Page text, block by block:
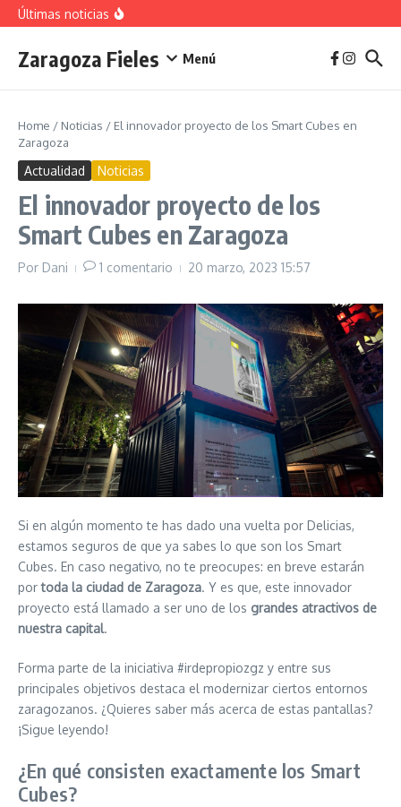
Saltar al contenido
Últimas noticias
Descubre el Parque del Agua Luis Buñuel: tu oasis
Plan de Acción del Ruido de Zaragoza 2025-
2029: Implicaciones y Objetivos
Zaragoza Fieles Menú
Home / Noticias / El innovador proyecto de los Smart Cubes en
Zaragoza
Actualidad Noticias
El innovador proyecto de los
Smart Cubes en Zaragoza
Por Dani 1 comentario 20 marzo, 2023 15:57
Si en algún momento te has dado una vuelta por Delicias,
estamos seguros de que ya sabes lo que son los Smart
Cubes. En caso negativo, no te preocupes: en breve estarán
portoda la ciudad de Zaragoza. Y es que, este innovador
proyecto está llamado a ser uno de los grandes atractivos de
nuestra capital.
Forma parte de la iniciativa #irdepropiozgz y entre sus
principales objetivos destaca el modernizar ciertos entornos
zaragozanos. ¿Quieres saber más acerca de estas pantallas?
¡Sigue leyendo!
¿En qué consisten exactamente los Smart
Cubes?